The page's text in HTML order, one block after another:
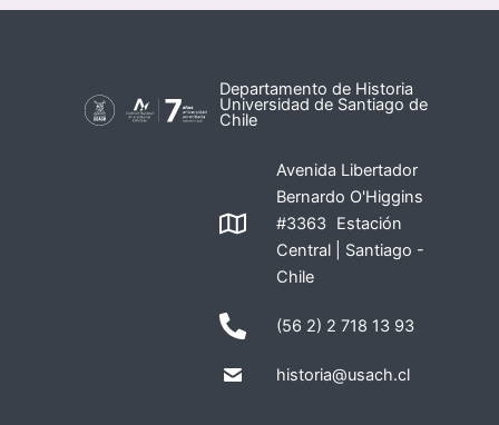
Departamento de Historia
Universidad de Santiago de
Chile
Avenida Libertador
Bernardo O'Higgins
#3363 Estación
Central | Santiago -
Chile
(56 2) 2 718 13 93
historia@usach.cl